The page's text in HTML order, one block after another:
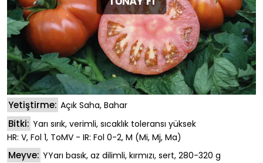
Yetiştirme: Açık Saha, Bahar
Bitki: Yarı sırık, verimli, sıcaklık toleransı yüksek
HR: V, Fol 1, ToMV - IR: Fol 0-2, M (Mi, Mj, Ma)
Meyve: YYarı basık, az dilimli, kırmızı, sert, 280-320 g